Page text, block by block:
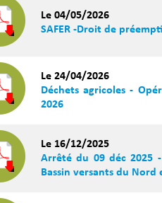
Le 04/05/2026
SAFER -Droit de
Le 24/04/2026
Déchets agricoles -
2026
Le 16/12/2025
Arrêté du 09 déc 2025
Bassin versants du Nord